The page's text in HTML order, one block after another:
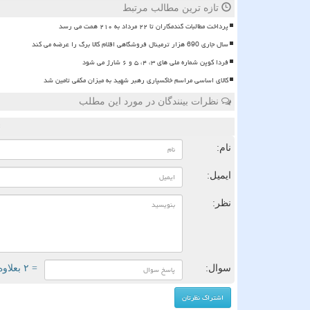
تازه ترین مطالب مرتبط
پرداخت مطالبات گندمکاران تا ۲۲ مرداد به ۲۱۰ همت می رسد
سال جاری 690 هزار ترمینال فروشگاهی اقلام کالا برگ را عرضه می کند
فردا کوپن شماره ملی های ۳، ۴، ۵ و ۶ شارژ می شود
کالای اساسی مراسم خاکسپاری رهبر شهید به میزان مکفی تامین شد
نظرات بینندگان در مورد این مطلب
نام:
ایمیل:
نظر:
سوال: = ۲ بعلاوه ۵